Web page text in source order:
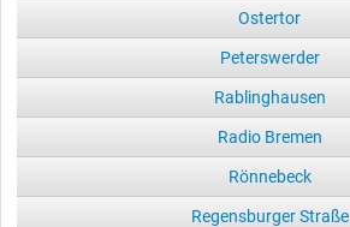
Ostertor
Peterswerder
Rablinghausen
Radio Bremen
Rönnebeck
Regensburger Straße